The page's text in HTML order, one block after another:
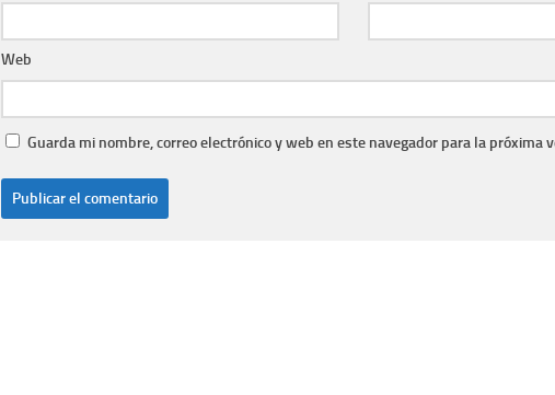
Web
Guarda mi nombre, correo electrónico y web en este navegador para la próxima